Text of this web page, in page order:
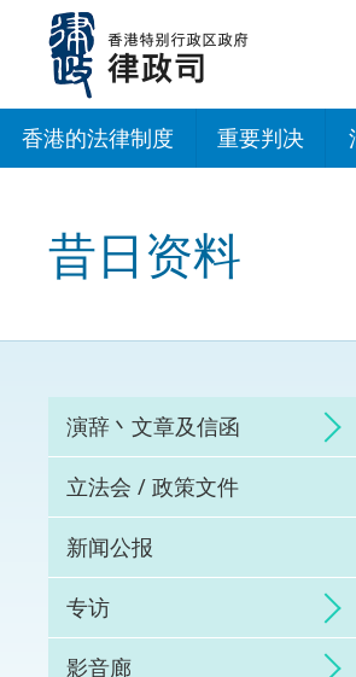
内
香港的法律制度 重要判决
昔日资料
演辞丶文章及信函
立法会 / 政策文件
新闻公报
专访
影音廊